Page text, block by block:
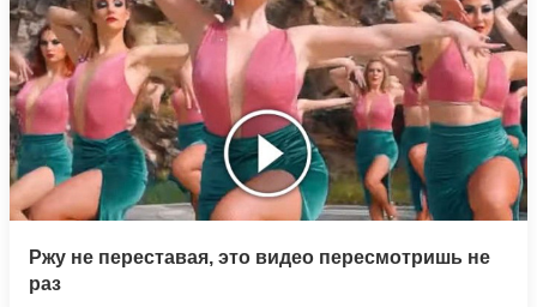
Ржу не переставая, это видео пересмотришь не
раз